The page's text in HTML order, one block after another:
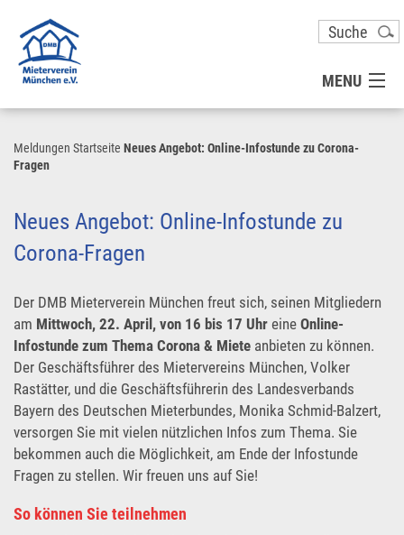
MENU
PRESSE
KONTAKT
UNSER SERVICE FÜR SIE
Meldungen Startseite Neues Angebot: Online-Infostunde zu Corona-
Fragen
Neues Angebot: Online-Infostunde zu
Corona-Fragen
Der DMB Mieterverein München freut sich, seinen Mitgliedern
am Mittwoch, 22. April, von 16 bis 17 Uhr eine Online-
Infostunde zum Thema Corona & Miete anbieten zu können.
Der Geschäftsführer des Mietervereins München, Volker
Rastätter, und die Geschäftsführerin des Landesverbands
Bayern des Deutschen Mieterbundes, Monika Schmid-Balzert,
versorgen Sie mit vielen nützlichen Infos zum Thema. Sie
bekommen auch die Möglichkeit, am Ende der Infostunde
Fragen zu stellen. Wir freuen uns auf Sie!
So können Sie teilnehmen